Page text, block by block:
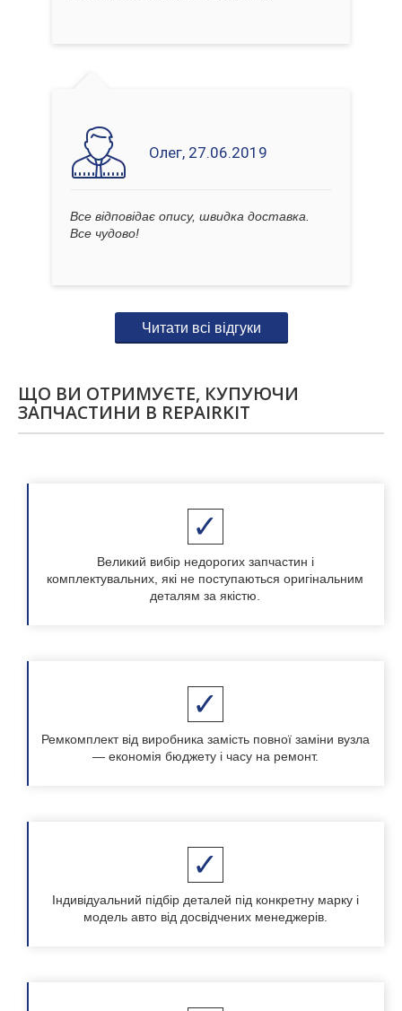
Олег, 27.06.2019
Все відповідає опису, швидка доставка.
Все чудово!
Читати всі відгуки
ЩО ВИ ОТРИМУЄТЕ, КУПУЮЧИ
ЗАПЧАСТИНИ В REPAIRKIT
Великий вибір недорогих запчастин і
комплектувальних, які не поступаються оригінальним
деталям за якістю.
Ремкомплект від виробника замість повної заміни вузла
— економія бюджету і часу на ремонт.
Індивідуальний підбір деталей під конкретну марку і
модель авто від досвідчених менеджерів.